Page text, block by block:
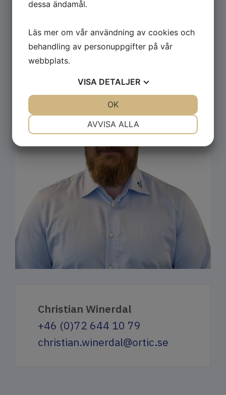
Hej, ring så pratar vi kassett!
​​​​​​​⇣
Christian Winerdal
+46 (0)72 644 10 79
christian.winerdal@ortic.se
dessa ändamål.
Läs mer om vår användning av cookies och
behandling av personuppgifter på vår
webbplats.
VISA DETALJER
MARKNADSFÖRING STATISTIK
AVVISA ALLA
OK